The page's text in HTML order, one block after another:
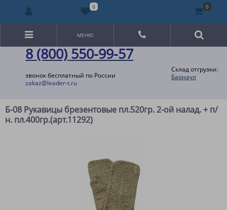
8 (800) 550-99-57
звонок бесплатный по России
zakaz@leader-t.ru
Склад отгрузки:
Барнаул
МЕНЮ
Б-08 Рукавицы брезентовые пл.520гр. 2-ой налад. + п/
н. пл.400гр.(арт.11292)
0 0